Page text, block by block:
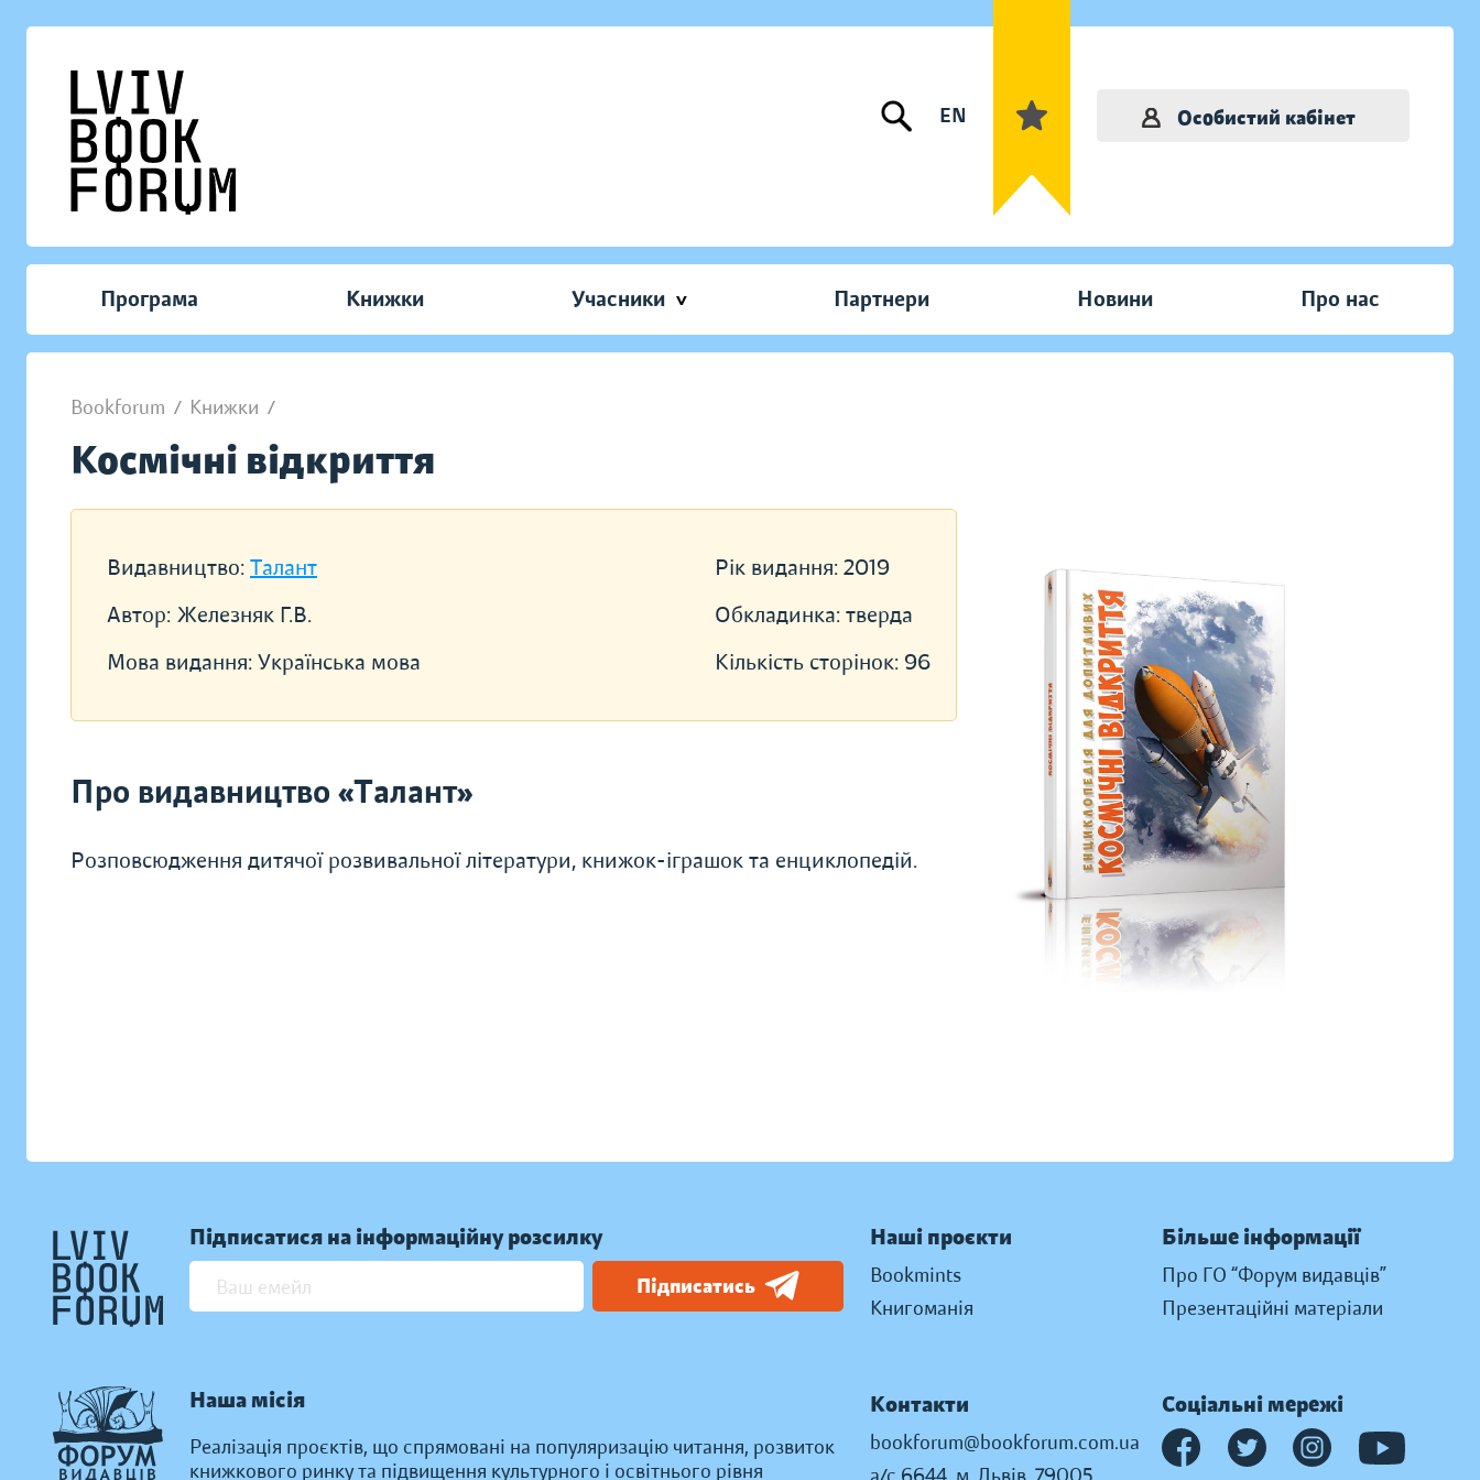
EN Особистий кабінет
Програма Книжки Учасники Партнери Новини Про нас
Bookforum / Книжки /
Космічні відкриття
Видавництво: Талант
Автор: Железняк Г.В.
Мова видання: Українська мова
Рік видання: 2019
Обкладинка: тверда
Кількість сторінок: 96
Про видавництво «Талант»
Розповсюдження дитячої розвивальної літератури, книжок-іграшок та енциклопедій.
Підписатися на інформаційну розсилку
Підписатись
Наша місія
Реалізація проєктів, що спрямовані на популяризацію читання, розвиток
книжкового ринку та підвищення культурного і освітнього рівня
Наші проєкти
Bookmints
Книгоманія
Більше інформації
Про ГО “Форум видавців”
Презентаційні матеріали
Контакти
bookforum@bookforum.com.ua
Соціальні мережі